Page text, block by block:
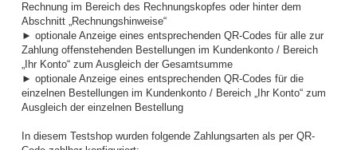
Rechnung im Bereich des Rechnungskopfes oder hinter dem
Abschnitt „Rechnungshinweise“
► optionale Anzeige eines entsprechenden QR-Codes für alle zur
Zahlung offenstehenden Bestellungen im Kundenkonto / Bereich
„Ihr Konto“ zum Ausgleich der Gesamtsumme
► optionale Anzeige eines entsprechenden QR-Codes für die
einzelnen Bestellungen im Kundenkonto / Bereich „Ihr Konto“ zum
Ausgleich der einzelnen Bestellung
In diesem Testshop wurden folgende Zahlungsarten als per QR-